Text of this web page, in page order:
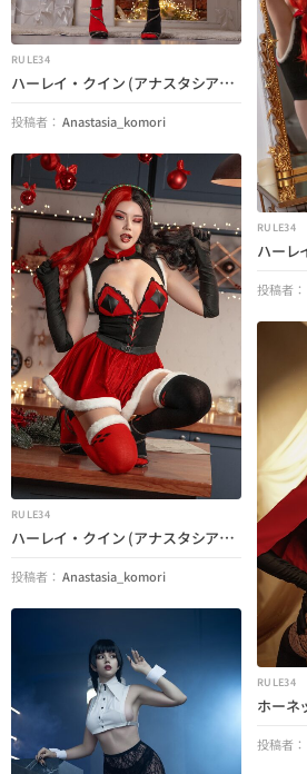
RULE34
ハーレイ・クイン (アナスタシア・コモリ) (DC)
投稿者： Anastasia_komori
RULE34
投稿者：
RULE34
ハーレイ・クイン (アナスタシア・コモリ) (DC コミックス)
投稿者： Anastasia_komori
RULE34
投稿者：